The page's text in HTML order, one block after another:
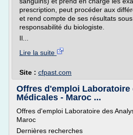
prescription, peut procéder aux
et rend compte de ses résultats
responsabilité du biologiste.
Il...
Lire la suite
Site : cfpast.com
Offres d'emploi Laboratoire
Médicales - Maroc ...
Offres d'emploi Laboratoire des
Maroc
Dernières recherches